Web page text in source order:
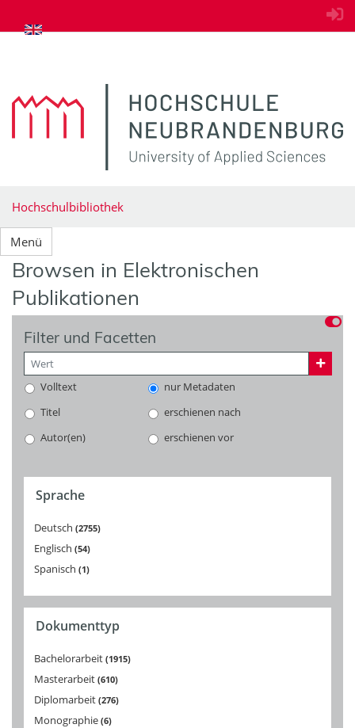
zum Inhalt springen
Hochschulbibliothek
Menü
Browsen in Elektronischen
Publikationen
Filter und Facetten
Volltext
nur Metadaten
Titel
erschienen nach
Autor(en)
erschienen vor
Sprache
Deutsch 2755
Englisch 54
Spanisch 1
Dokumenttyp
Bachelorarbeit 1915
Masterarbeit 610
Diplomarbeit 276
Monographie 6